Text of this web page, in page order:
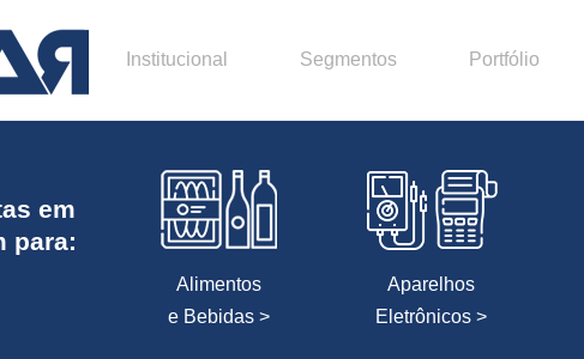
Institucional Segmentos Portfólio
em
para:
Alimentos
e Bebidas >
Aparelhos
Eletrônicos >